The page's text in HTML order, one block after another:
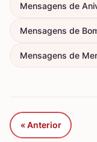
Mensagens de
Mensagens de
Mensagens de
« Anterior